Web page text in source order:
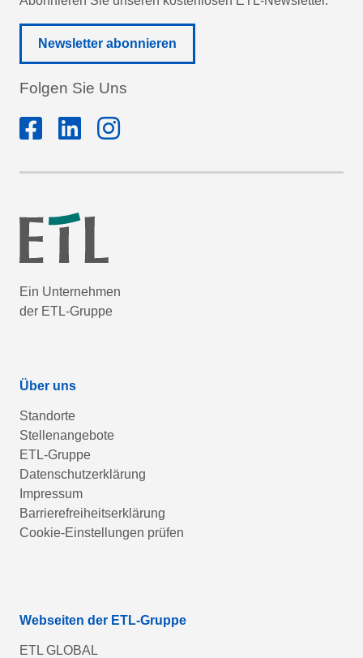
Newsletter abonnieren
Folgen Sie Uns
Ein Unternehmen
der ETL-Gruppe
Über uns
Standorte
Stellenangebote
ETL-Gruppe
Datenschutzerklärung
Impressum
Barrierefreiheitserklärung
Cookie-Einstellungen prüfen
Webseiten der ETL-Gruppe
ETL GLOBAL